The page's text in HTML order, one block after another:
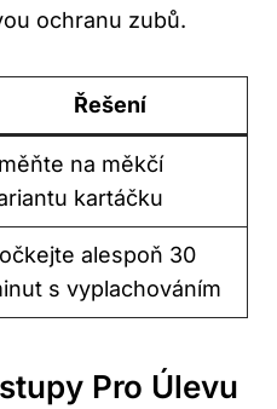
ochranu⁣ zubů.
Řešení
na měkčí
kartáčku
alespoň 30
s vyplachováním
Pro Úlevu